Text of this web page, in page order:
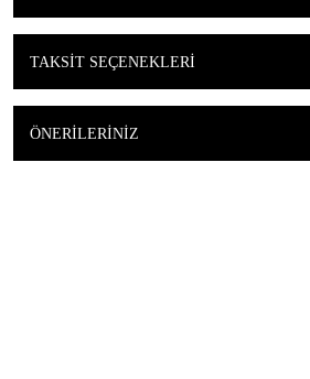
TAKSIT SEÇENEKLERI
ÖNERILERINIZ